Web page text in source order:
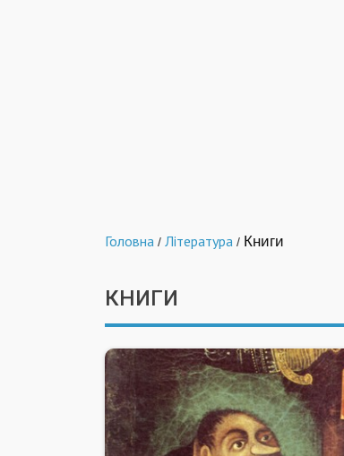
Головна / Література / Книги
КНИГИ